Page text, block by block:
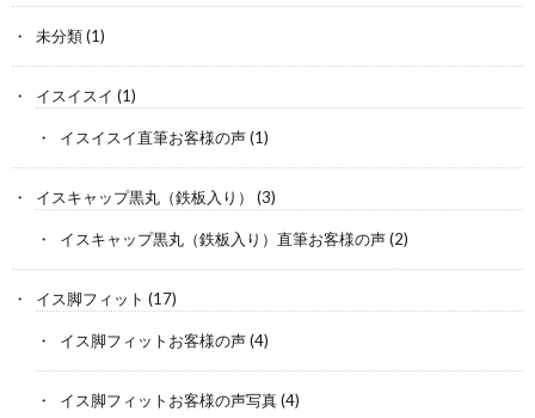
未分類(1)
イスイスイ (1)
イスイスイ直筆お客様の声(1)
イスキャップ黒丸（鉄板入り） (3)
イスキャップ黒丸（鉄板入り）直筆お客様の声(2)
イス脚フィット (17)
イス脚フィットお客様の声(4)
イス脚フィットお客様の声写真(4)